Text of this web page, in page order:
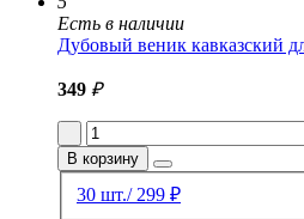
Есть в наличии
Дубовый веник кавказский
349 ₽
В корзину
30 шт./ 299 ₽